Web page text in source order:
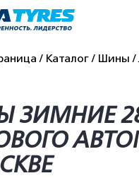
Каталог Шины
ЗИМНИЕ